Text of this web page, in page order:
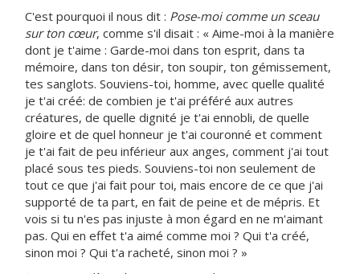
C'est pourquoi il nous dit : Pose-moi comme un sceau
sur ton cœur, comme s'il disait : « Aime-moi à la manière
dont je t'aime : Garde-moi dans ton esprit, dans ta
mémoire, dans ton désir, ton soupir, ton gémissement,
tes sanglots. Souviens-toi, homme, avec quelle qualité
je t'ai créé: de combien je t'ai préféré aux autres
créatures, de quelle dignité je t'ai ennobli, de quelle
gloire et de quel honneur je t'ai couronné et comment
je t'ai fait de peu inférieur aux anges, comment j'ai tout
placé sous tes pieds. Souviens-toi non seulement de
tout ce que j'ai fait pour toi, mais encore de ce que j'ai
supporté de ta part, en fait de peine et de mépris. Et
vois si tu n'es pas injuste à mon égard en ne m'aimant
pas. Qui en effet t'a aimé comme moi ? Qui t'a créé,
sinon moi ? Qui t'a racheté, sinon moi ? »